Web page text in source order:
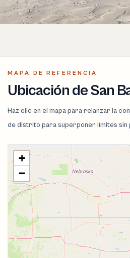
MAPA DE REFERENCIA
Ubicación de San
Haz clic en el mapa para relanzar la
de distrito para superponer límites sin
+
−